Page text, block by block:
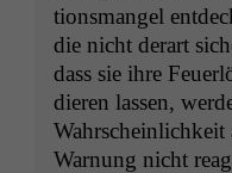
tion­s­man­gel
die nicht der­art
dass sie ihre
dieren lassen,
Wahrschein­lichkeit
War­nung nicht